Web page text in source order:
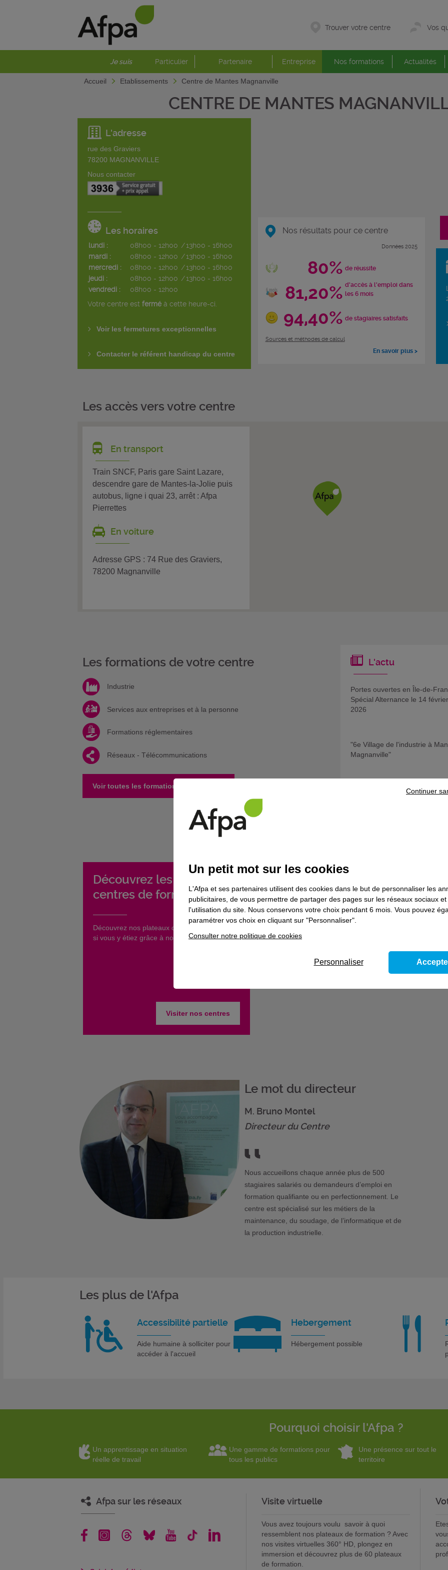
Trouver votre centre Vos
Je suis Particulier Partenaire Entreprise Nos formations Actualités
Accueil Etablissements Centre de Mantes Magnanville
CENTRE DE MANTES
L'adresse
rue des Graviers
78200 MAGNANVILLE
Nous contacter
Les horaires
lundi : 08h00 - 12h00 /13h00 - 16h00
mardi :
08h00 - 12h00 /13h00 - 16h00
mercredi :
08h00 - 12h00 /13h00 - 16h00
jeudi :
08h00 - 12h00 /13h00 - 16h00
vendredi :
08h00 - 12h00
Votre centre est ferméà cette heure-ci.
Voir les fermetures exceptionnelles
Contacter le référent handicap du centre
Nos résultats pour ce centre
Données 2025
80% de réussite
81,20% d'accès à l'emploi dans
les 6 mois
94,40% de stagiaires satisfaits
Sources et méthodes de calcul
En savoir plus >
Les accès vers votre centre
En transport
Train SNCF, Paris gare Saint Lazare,
descendre gare de Mantes-la-Jolie puis
autobus, ligne i quai 23, arrêt : Afpa
Pierrettes
En voiture
Adresse GPS : 74 Rue des Graviers,
78200 Magnanville
Les formations de votre centre
Industrie
Services aux entreprises et à la personne
Formations réglementaires
Réseaux - Télécommunications
Voir toutes les formations de ce centre
L'actu
Portes ouvertes en Île-de-
Spécial Alternance le 14 février
2026
"6e Village de l'industrie à
Magnanville"
Les rendez-vous VAE d'Ile-de-
Découvrez les autres
centres de formations
​Découvrez nos plateaux de formation comme
si vous y étiez grâce à nos visites virtuelles !
Visiter nos centres
Le mot du directeur
M. Bruno Montel
Directeur du Centre
Nous accueillons chaque année plus de 500
stagiaires salariés ou demandeurs d’emploi en
formation qualifiante ou en perfectionnement. Le
centre est spécialisé sur les métiers de la
maintenance, du soudage, de l’informatique et de
la production industrielle.
Les plus de l'Afpa
Accessibilité partielle
Aide humaine à solliciter pour
accéder à l'accueil
Hebergement
Hébergement possible
Pourquoi choisir l'Afpa ?
Un apprentissage en situation
réelle de travail
Une gamme de formations pour
tous les publics
Une présence sur tout le
territoire
Afpa sur les réseaux Visite virtuelle
Vous avez toujours voulu savoir à quoi
ressemblent nos plateaux de formation ? Avec
nos visites virtuelles 360° HD, plongez en
immersion et découvrez plus de 60 plateaux
de formation.
Un petit mot sur les cookies
L'Afpa et ses partenaires utilisent des cookies dans le but de personnaliser les
publicitaires, de vous permettre de partager des pages sur les réseaux sociaux
l'utilisation du site. Nous conservons votre choix pendant 6 mois. Vous pouvez
paramétrer vos choix en cliquant sur "Personnaliser".
Consulter notre politique de cookies
Continuer
Personnaliser